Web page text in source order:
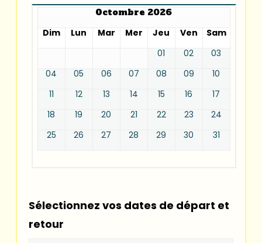
Octombre 2026
Dim
Lun Mar Mer Jeu Ven
Sam
01
02
03
04
05 06 07 08 09
10
11
12 13 14 15 16
17
18
19 20 21 22 23
24
25
26 27 28 29 30 31
Sélectionnez vos dates de départ et
retour